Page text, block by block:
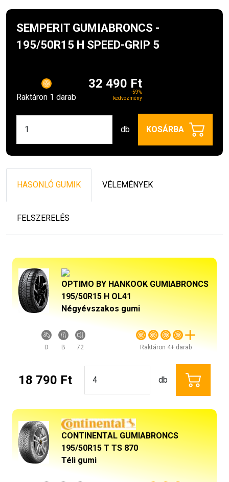
SEMPERIT GUMIABRONCS -
195/50R15 H SPEED-GRIP 5
Raktáron 1 darab
32 490 Ft
-59%
kedvezmény
db KOSÁRBA
HASONLÓ GUMIK VÉLEMÉNYEK
FELSZERELÉS
OPTIMO BY HANKOOK GUMIABRONCS
195/50R15 H OL41
Négyévszakos gumi
D B 72 Raktáron 4+ darab
18 790 Ft db
CONTINENTAL GUMIABRONCS
195/50R15 T TS 870
Téli gumi